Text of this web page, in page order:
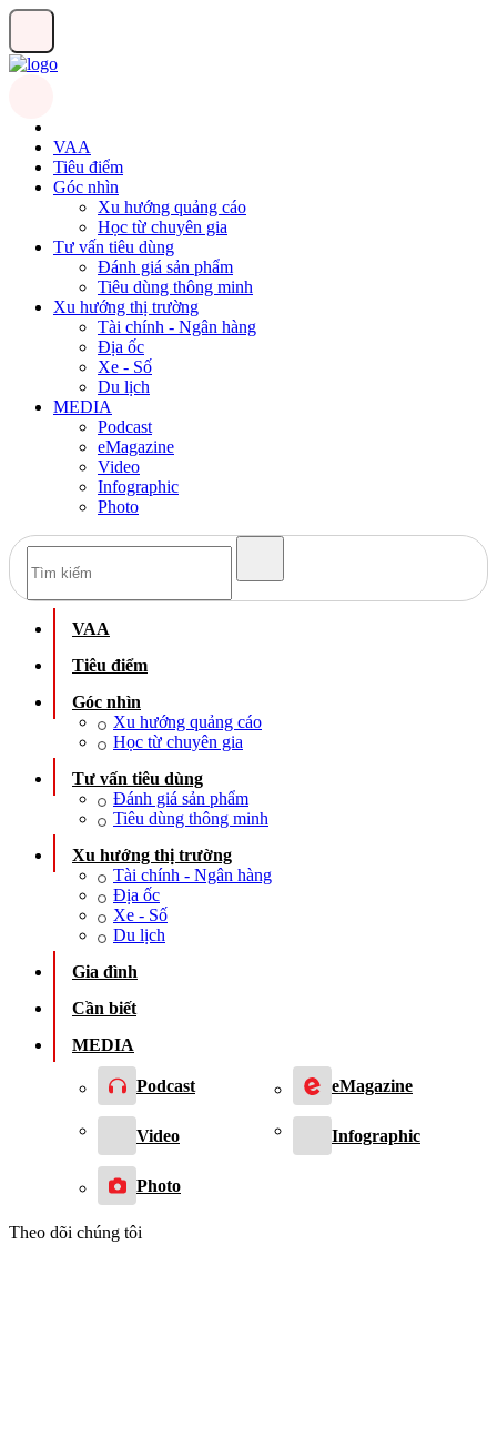
VAA
Tiêu điểm
Góc nhìn
Xu hướng quảng cáo
Học từ chuyên gia
Tư vấn tiêu dùng
Đánh giá sản phẩm
Tiêu dùng thông minh
Xu hướng thị trường
Tài chính - Ngân hàng
Địa ốc
Xe - Số
Du lịch
MEDIA
Podcast
eMagazine
Video
Infographic
Photo
VAA
Tiêu điểm
Góc nhìn
Xu hướng quảng cáo
Học từ chuyên gia
Tư vấn tiêu dùng
Đánh giá sản phẩm
Tiêu dùng thông minh
Xu hướng thị trường
Tài chính - Ngân hàng
Địa ốc
Xe - Số
Du lịch
Gia đình
Cần biết
MEDIA
Podcast eMagazine
Video Infographic
Photo
Theo dõi chúng tôi